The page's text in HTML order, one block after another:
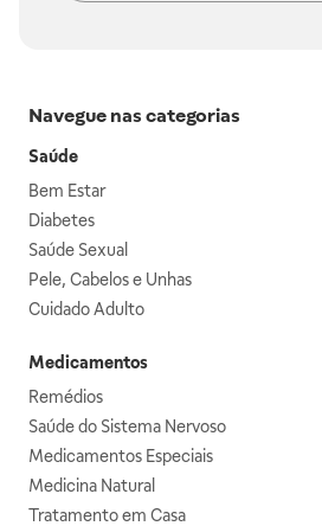
Navegue nas categorias
Saúde
Bem Estar
Diabetes
Saúde Sexual
Pele, Cabelos e Unhas
Cuidado Adulto
Medicamentos
Remédios
Saúde do Sistema Nervoso
Medicamentos Especiais
Medicina Natural
Tratamento em Casa